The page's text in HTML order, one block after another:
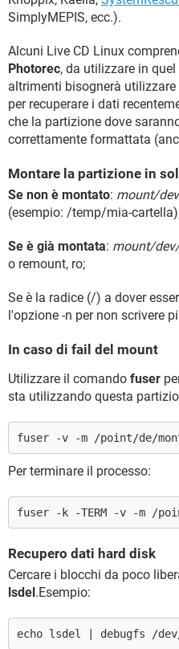
SimplyMEPIS, ecc.).
Alcuni Live CD Linux
Photorec, da utilizzare in
altrimenti bisognerà
per recuperare i dati
che la partizione dove
correttamente formattata
Montare la partizione in
Se non è montato: mount/
(esempio: /temp/mia-
Se è già montata: mount/
o remount, ro;
Se è la radice (/) a dover
l'opzione -n per non scrivere
In caso di fail del mount
Utilizzare il comando fuser
sta utilizzando questa
fuser -v -m /point/de/
Per terminare il processo:
fuser -k -TERM -v -m /
Recupero dati hard disk
Cercare i blocchi da poco
lsdel.Esempio:
echo lsdel | debugfs /